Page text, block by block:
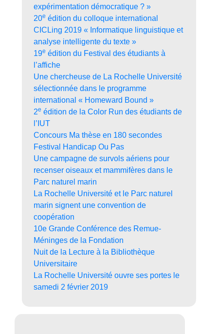
expérimentation démocratique ? »
20e édition du colloque international
CICLing 2019 « Informatique linguistique et
analyse intelligente du texte »
19e édition du Festival des étudiants à
l’affiche
Une chercheuse de La Rochelle Université
sélectionnée dans le programme
international « Homeward Bound »
2e édition de la Color Run des étudiants de
l’IUT
Concours Ma thèse en 180 secondes
Festival Handicap Ou Pas
Une campagne de survols aériens pour
recenser oiseaux et mammifères dans le
Parc naturel marin
La Rochelle Université et le Parc naturel
marin signent une convention de
coopération
10e Grande Conférence des Remue-
Méninges de la Fondation
Nuit de la Lecture à la Bibliothèque
Universitaire
La Rochelle Université ouvre ses portes le
samedi 2 février 2019